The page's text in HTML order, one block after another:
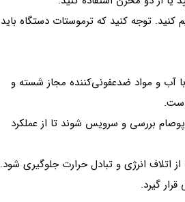
۱ تا ۴ درجه سانتی‌گراد تنظیم کنید. توجه کنید که ترموستات دستگاه باید
آب و مواد ضدعفونی‌کننده مجاز شسته و
بررسی و سرویس شوند تا از عملکرد